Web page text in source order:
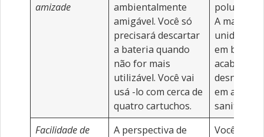
amizade
ambientalmente
amigável. Você só
precisará descartar
a bateria quando
não for mais
utilizável. Você vai
usá -lo com cerca de
quatro cartuchos.
poluição
A maioria
unidades
em boa
acabar
em aterros
sanitários.
Facilidade de
A perspectiva de
Você só